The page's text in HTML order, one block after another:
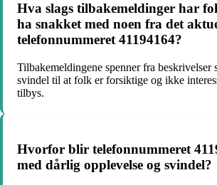
Hva slags tilbakemeldinger har
ha snakket med noen fra det
telefonnummeret 41194164?
Tilbakemeldingene spenner fra beskrivelser
svindel til at folk er forsiktige og ikke
tilbys.
Hvorfor blir telefonnummeret
med dårlig opplevelse og svindel?